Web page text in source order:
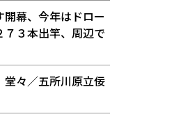
幕、今年はドロー
３本出竿、周辺で
堂々／五所川原立佞